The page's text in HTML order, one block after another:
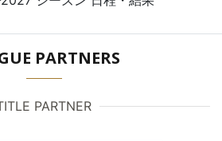
PARTNERS
PARTNER